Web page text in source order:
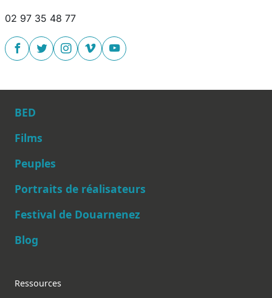
02 97 35 48 77
Main navigation
BED
Films
Peuples
Portraits de réalisateurs
Festival de Douarnenez
Blog
Footer
Ressources